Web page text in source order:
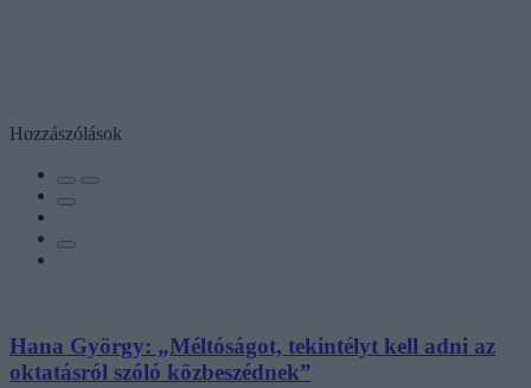
Hozzászólások
Hana György: „Méltóságot, tekintélyt kell adni az
oktatásról szóló közbeszédnek”